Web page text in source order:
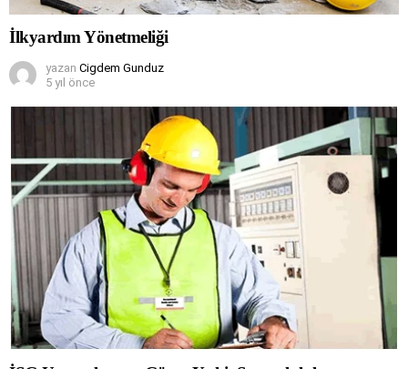
İlkyardım Yönetmeliği
yazan Cigdem Gunduz
5 yıl önce